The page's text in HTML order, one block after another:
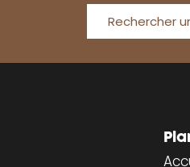
Rechercher